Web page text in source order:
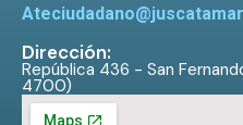
Dirección:
República 436 - San
4700)